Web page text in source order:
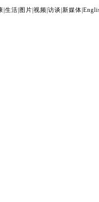
生活 图片 视频 访谈 新媒体